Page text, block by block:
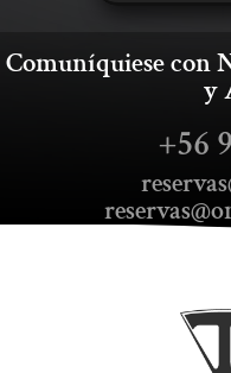
Comuníquiese con
y
+56